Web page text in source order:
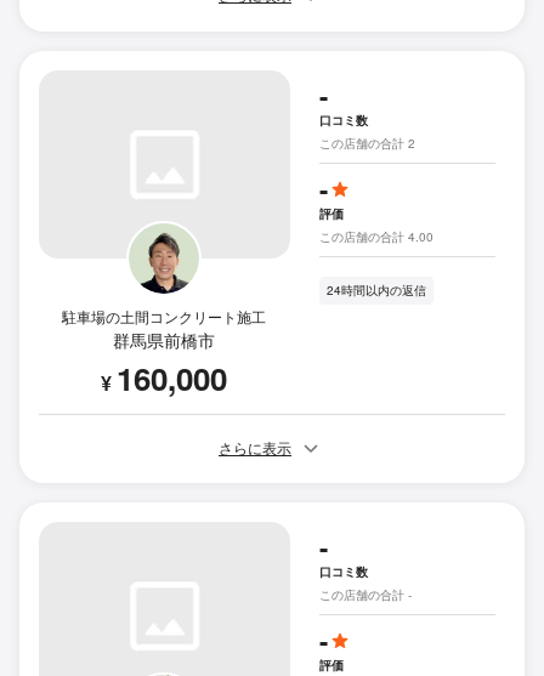
駐車場の土間コンクリート施工
群馬県前橋市
¥ 160,000
-
口コミ数
この店舗の合計 2
-
評価
この店舗の合計 4.00
24時間以内の返信
さらに表示
-
口コミ数
この店舗の合計 -
-
評価